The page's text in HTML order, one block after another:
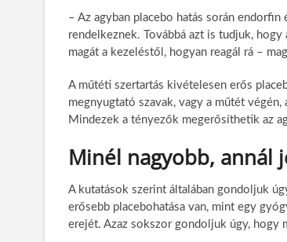
– Az agyban placebo hatás során
rendelkeznek. Továbbá azt is tudjuk,
magát a kezeléstől, hogyan reagál rá –
A műtéti szertartás kivételesen erős
megnyugtató szavak, vagy a műtét
Mindezek a tényezők megerősíthetik az
Minél nagyobb, annál
A kutatások szerint általában gondoljuk
erősebb placebohatása van, mint egy
erejét. Azaz sokszor gondoljuk úgy, hogy